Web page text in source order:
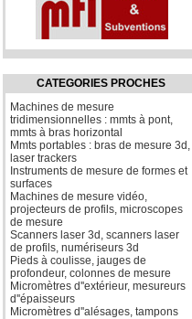
CATEGORIES PROCHES
Machines de mesure
tridimensionnelles : mmts à pont,
mmts à bras horizontal
Mmts portables : bras de mesure 3d,
laser trackers
Instruments de mesure de formes et
surfaces
Machines de mesure vidéo,
projecteurs de profils, microscopes
de mesure
Scanners laser 3d, scanners laser
de profils, numériseurs 3d
Pieds à coulisse, jauges de
profondeur, colonnes de mesure
Micromètres d''extérieur, mesureurs
d''épaisseurs
Micromètres d''alésages, tampons